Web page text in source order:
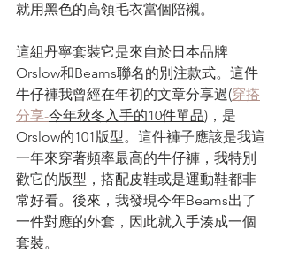
就用黑色的高領毛衣當個陪襯。
這組丹寧套裝它是來自於日本品牌
Orslow和Beams聯名的別注款式。這件
牛仔褲我曾經在年初的文章分享過(穿搭
分享-今年秋冬入手的10件單品)，是
Orslow的101版型。這件褲子應該是我這
一年來穿著頻率最高的牛仔褲，我特別
歡它的版型，搭配皮鞋或是運動鞋都非
常好看。後來，我發現今年Beams出了
一件對應的外套，因此就入手湊成一個
套裝。